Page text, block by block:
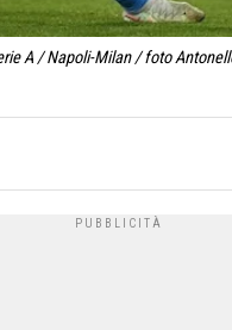
A / Napoli-Milan / foto